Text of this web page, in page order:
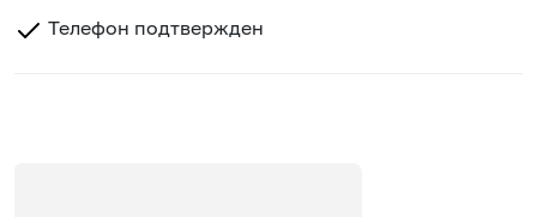
Телефон подтвержден